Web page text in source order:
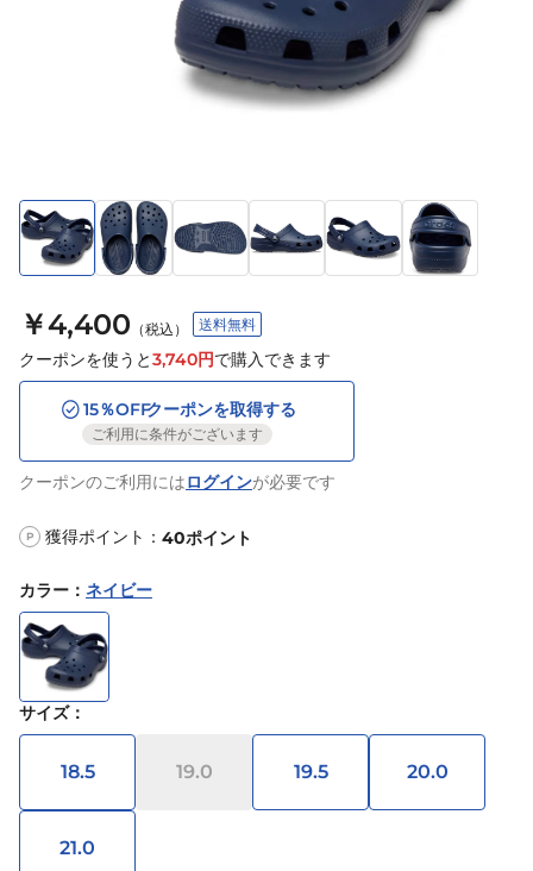
￥4,400 （税込） 送料無料
クーポンを使うと3,740円で購入できます
15％OFFクーポンを取得する
ご利用に条件がございます
クーポンのご利用にはログインが必要です
P 獲得ポイント： 40ポイント
カラー ： ネイビー
サイズ：
18.5 19.0 19.5 20.0
21.0